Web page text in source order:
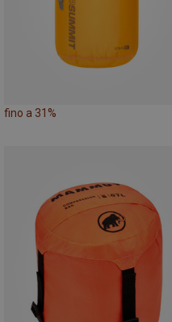
fino a 31%